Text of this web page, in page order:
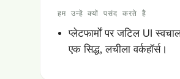
हम उन्हें क्यों पसंद करते हैं
प्लेटफार्मों पर जटिल UI
एक सिद्ध, लचीला वर्कहॉर्स।